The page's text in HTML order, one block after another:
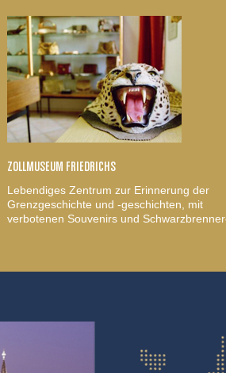
ZOLLMUSEUM FRIEDRICHS
Lebendiges Zentrum zur Erinnerung der
Grenzgeschichte und -geschichten, mit
verbotenen Souvenirs und